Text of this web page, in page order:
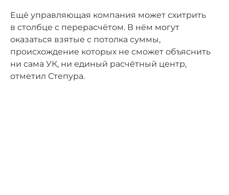
Ещё управляющая компания может схитрить
в столбце с перерасчётом. В нём могут
оказаться взятые с потолка суммы,
происхождение которых не сможет объяснить
ни сама УК, ни единый расчётный центр,
отметил Степура.